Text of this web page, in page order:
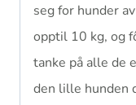
seg for hunder
opptil 10 kg, og
tanke på alle de
den lille hunden